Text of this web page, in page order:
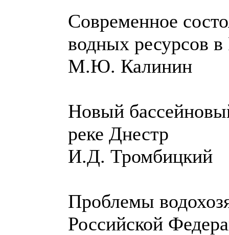
Современное
водных ресурсов
М.Ю. Калинин
Новый
реке Днестр
И.Д. Тромбицкий
Проблемы
Российской